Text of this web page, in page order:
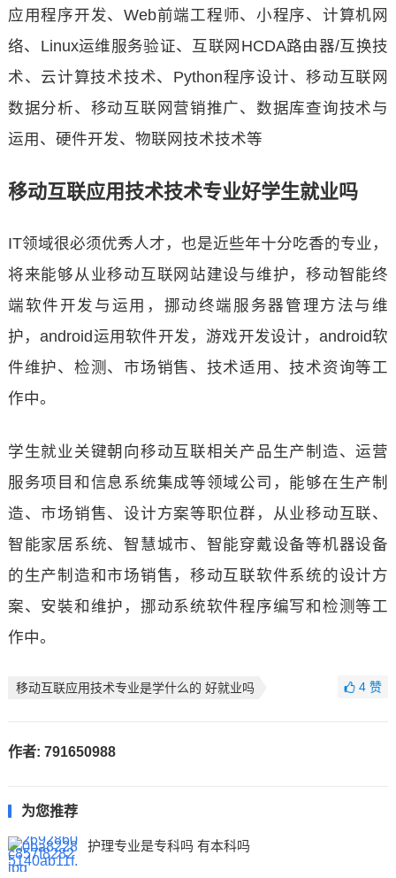
应用程序开发、Web前端工程师、小程序、计算机网
络、Linux运维服务验证、互联网HCDA路由器/互换技
术、云计算技术技术、Python程序设计、移动互联网
数据分析、移动互联网营销推广、数据库查询技术与
运用、硬件开发、物联网技术技术等
移动互联应用技术技术专业好学生就业吗
IT领域很必须优秀人才，也是近些年十分吃香的专业，
将来能够从业移动互联网站建设与维护，移动智能终
端软件开发与运用，挪动终端服务器管理方法与维
护，android运用软件开发，游戏开发设计，android软
件维护、检测、市场销售、技术适用、技术资询等工
作中。
学生就业关键朝向移动互联相关产品生产制造、运营
服务项目和信息系统集成等领域公司，能够在生产制
造、市场销售、设计方案等职位群，从业移动互联、
智能家居系统、智慧城市、智能穿戴设备等机器设备
的生产制造和市场销售，移动互联软件系统的设计方
案、安裝和维护，挪动系统软件程序编写和检测等工
作中。
移动互联应用技术专业是学什么的 好就业吗 4赞
作者: 791650988
为您推荐
护理专业是专科吗 有本科吗